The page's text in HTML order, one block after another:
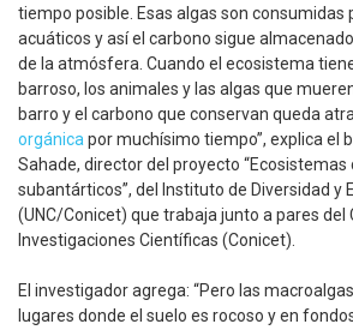
tiempo posible. Esas algas son consumidas
acuáticos y así el carbono sigue
de la atmósfera. Cuando el ecosistema
barroso, los animales y las algas que
barro y el carbono que conservan queda
orgánica por muchísimo tiempo”, explica el
Sahade, director del proyecto
subantárticos”, del Instituto de Diversidad y
(UNC/Conicet) que trabaja junto a pares del
Investigaciones Científicas (Conicet).
El investigador agrega: “Pero las
lugares donde el suelo es rocoso y en